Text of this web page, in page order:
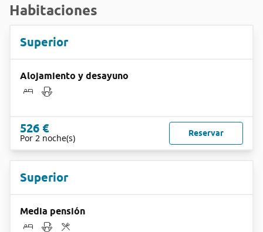
Habitaciones
Superior
Alojamiento y desayuno
526 €
Por 2 noche(s) Reservar
Superior
Media pensión